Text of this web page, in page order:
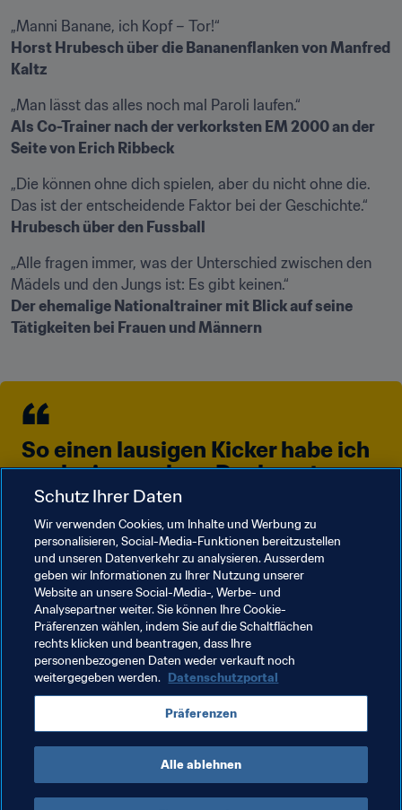
Horst Hrubesch über die Bananenflanken von Manfred
Kaltz
Als Co-Trainer nach der verkorksten EM 2000 an der
Seite von Erich Ribbeck
„Die können ohne dich spielen, aber du nicht ohne die.
Hrubesch über den Fussball
„Alle fragen immer, was der Unterschied zwischen den
Der ehemalige Nationaltrainer mit Blick auf seine
Tätigkeiten bei Frauen und Männern
So einen lausigen Kicker habe ich
noch nie gesehen. Der konnte so
gut wie nichts. Ich habe wegen
seiner Charakter-Eigenschaften
auf ihn gesetzt.
Günter Netzer, als der damalige HSV-Manager
Horst Hrubesch 1978 nach Hamburg holte
Verwandte Themen
Germany
Schutz Ihrer Daten
Wir verwenden Cookies, um Inhalte und Werbung zu
personalisieren, Social-Media-Funktionen bereitzustellen
und unseren Datenverkehr zu analysieren. Ausserdem
geben wir Informationen zu Ihrer Nutzung unserer
Website an unsere Social-Media-, Werbe- und
Analysepartner weiter. Sie können Ihre Cookie-
Präferenzen wählen, indem Sie auf die Schaltflächen
rechts klicken und beantragen, dass Ihre
personenbezogenen Daten weder verkauft noch
weitergegeben werden. Datenschutzportal
Präferenzen
Alle ablehnen